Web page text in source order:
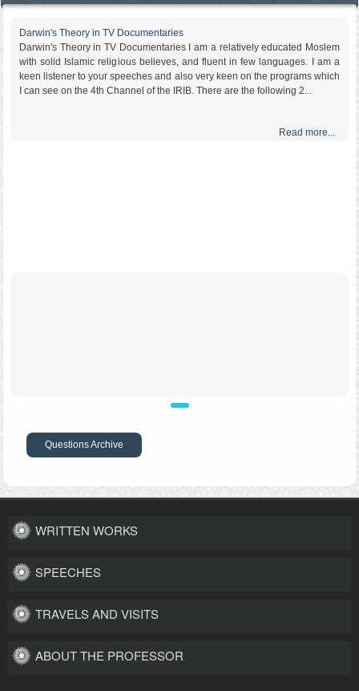
Darwin's Theory in TV Documentaries
Darwin's Theory in TV Documentaries I am a relatively educated Moslem
with solid Islamic religious believes, and fluent in few languages. I am a
keen listener to your speeches and also very keen on the programs which
I can see on the 4th Channel of the IRIB. There are the following 2...
Read more...
Questions Archive
WRITTEN WORKS
SPEECHES
TRAVELS AND VISITS
ABOUT THE PROFESSOR